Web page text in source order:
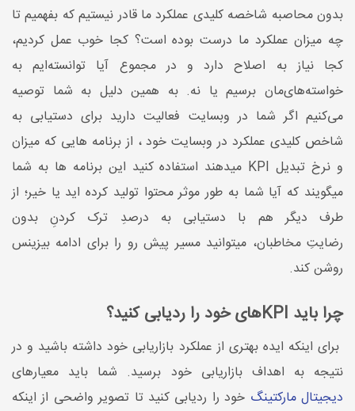
بدون محاصبه شاخصه کلیدی عملکرد ما قادر نیستیم که بفهمیم تا
چه میزان عملکرد ما درست بوده است؟ کجا خوب عمل کردیم،
کجا نیاز به اصلاح دارد و در مجموع آیا توانسته‌ایم به
خواسته‌های‌مان برسیم یا نه. به همین دلیل به شما توصیه
می‌کنیم اگر شما در وبسایت فعالیت دارید برای دستیابی به
شاخص کلیدی عملکرد در وبسایت خود ، از برنامه هایی که میزان
و نرخ تبدیل KPI میدهند استفاده کنید این برنامه ها به شما
میگویند که آیا شما به طور موثر محتوا تولید کرده اید یا خیر؛ از
طرف دیگر هم با دستیابی به درصدِ ترک کردنِ بدون
رضایتِ مخاطبان، میتوانید مسیر پیش رو را برای ادامه بیزینس
روشن کند.
چرا باید KPIهای خود را ردیابی کنید؟
برای اینکه ایده بهتری از عملکرد بازاریابی خود داشته باشید و در
نتیجه به اهداف بازاریابی خود برسید. شما باید معیارهای
دیجیتال مارکتینگ خود را ردیابی کنید تا تصویر واضحی از اینکه